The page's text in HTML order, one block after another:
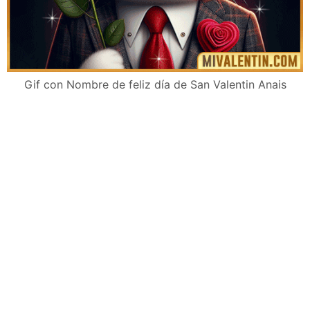
Gif con Nombre de feliz día de San Valentin Anais